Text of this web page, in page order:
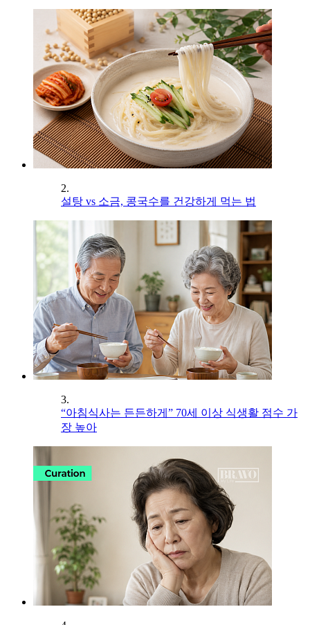
2.
설탕 vs 소금, 콩국수를 건강하게 먹는 법
3.
“아침식사는 든든하게” 70세 이상 식생활 점수 가
장 높아